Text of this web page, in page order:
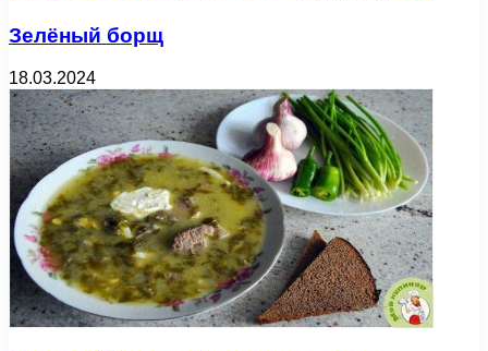
Зелёный борщ
18.03.2024